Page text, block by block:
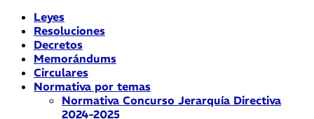
Leyes
Resoluciones
Decretos
Memorándums
Circulares
Normativa por temas
Normativa Concurso Jerarquía Directiva
2024-2025